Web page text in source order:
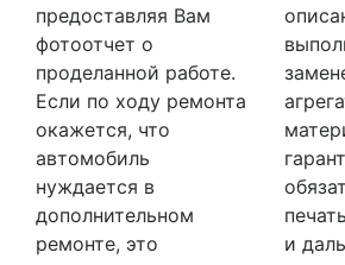
предоставляя Вам
фотоотчет о
проделанной работе.
Если по ходу ремонта
окажется, что
автомобиль
нуждается в
дополнительном
ремонте, это
и